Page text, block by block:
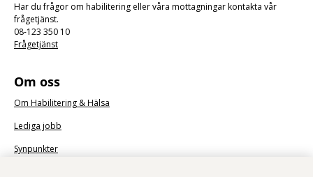
Har du frågor om habilitering eller våra mottagningar kontakta vår
frågetjänst.
08-123 350 10
Frågetjänst
Om oss
Om Habilitering & Hälsa
Lediga jobb
Synpunkter